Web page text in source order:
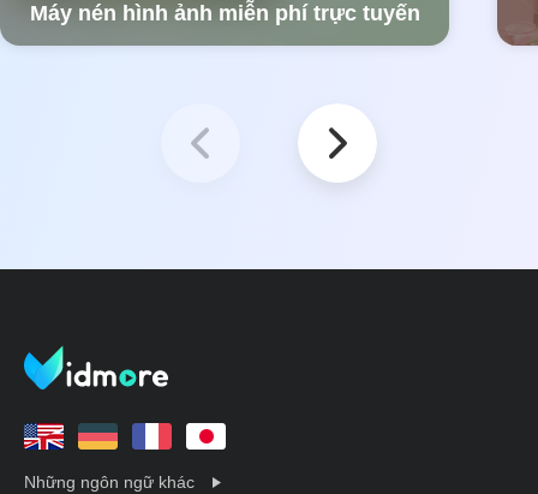
Máy nén hình ảnh miễn phí trực tuyến
Những ngôn ngữ khác